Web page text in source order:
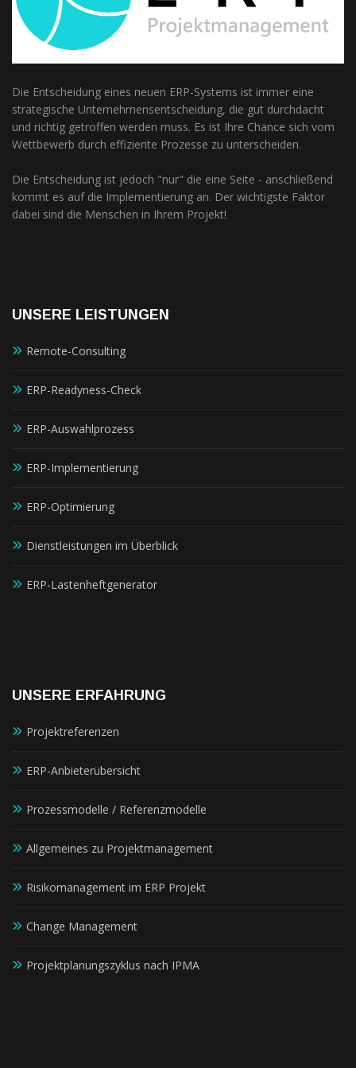
Die Entscheidung eines neuen ERP-Systems ist immer eine
strategische Unternehmensentscheidung, die gut durchdacht
und richtig getroffen werden muss. Es ist Ihre Chance sich vom
Wettbewerb durch effiziente Prozesse zu unterscheiden.
Die Entscheidung ist jedoch "nur" die eine Seite - anschließend
kommt es auf die Implementierung an. Der wichtigste Faktor
dabei sind die Menschen in Ihrem Projekt!
UNSERE LEISTUNGEN
Remote-Consulting
ERP-Readyness-Check
ERP-Auswahlprozess
ERP-Implementierung
ERP-Optimierung
Dienstleistungen im Überblick
ERP-Lastenheftgenerator
UNSERE ERFAHRUNG
Projektreferenzen
ERP-Anbieterübersicht
Prozessmodelle / Referenzmodelle
Allgemeines zu Projektmanagement
Risikomanagement im ERP Projekt
Change Management
Projektplanungszyklus nach IPMA